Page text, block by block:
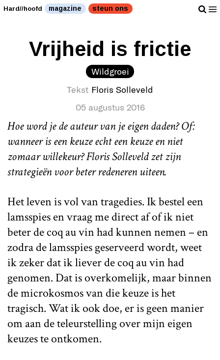
Hard//hoofd magazine steun ons
Vrijheid is frictie
Wildgroei
Tekst Floris Solleveld
05 augustus 2016
Hoe word je de auteur van je eigen daden? Of:
wanneer is een keuze echt een keuze en niet
zomaar willekeur? Floris Solleveld zet zijn
strategieën voor beter redeneren uiteen.
Het leven is vol van tragedies. Ik bestel een
lamsspies en vraag me direct af of ik niet
beter de coq au vin had kunnen nemen – en
zodra de lamsspies geserveerd wordt, weet
ik zeker dat ik liever de coq au vin had
genomen. Dat is overkomelijk, maar binnen
de microkosmos van die keuze is het
tragisch. Wat ik ook doe, er is geen manier
om aan de teleurstelling over mijn eigen
keuzes te ontkomen.